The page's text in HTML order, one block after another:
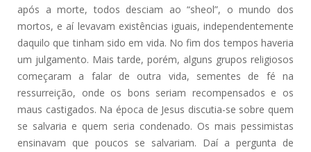
após a morte, todos desciam ao “sheol”, o mundo dos
mortos, e aí levavam existências iguais, independentemente
daquilo que tinham sido em vida. No fim dos tempos haveria
um julgamento. Mais tarde, porém, alguns grupos religiosos
começaram a falar de outra vida, sementes de fé na
ressurreição, onde os bons seriam recompensados e os
maus castigados. Na época de Jesus discutia-se sobre quem
se salvaria e quem seria condenado. Os mais pessimistas
ensinavam que poucos se salvariam. Daí a pergunta de